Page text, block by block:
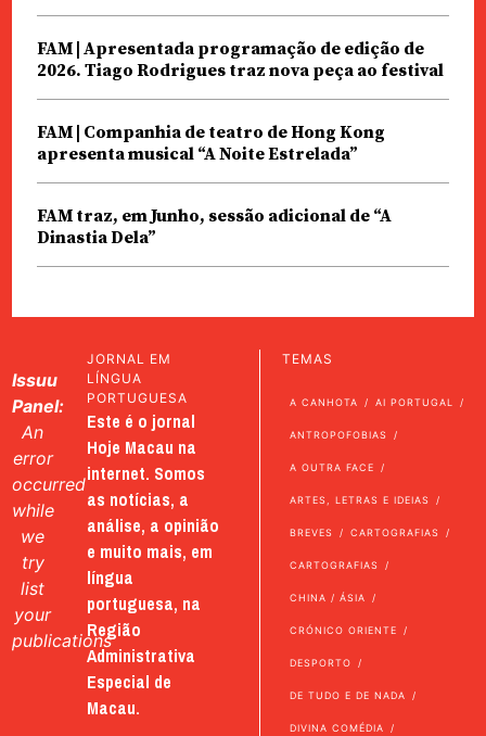
FAM | Apresentada programação de edição de
2026. Tiago Rodrigues traz nova peça ao festival
FAM | Companhia de teatro de Hong Kong
apresenta musical “A Noite Estrelada”
FAM traz, em Junho, sessão adicional de “A
Dinastia Dela”
Issuu
Panel:
An
error
occurred
while
we
try
list
your
publications
JORNAL EM
LÍNGUA
PORTUGUESA
Este é o jornal
Hoje Macau na
internet. Somos
as notícias, a
análise, a opinião
e muito mais, em
língua
portuguesa, na
Região
Administrativa
Especial de
Macau.
TEMAS
A CANHOTA AI PORTUGAL
ANTROPOFOBIAS
A OUTRA FACE
ARTES, LETRAS E IDEIAS
BREVES CARTOGRAFIAS
CARTOGRAFIAS
CHINA / ÁSIA
CRÓNICO ORIENTE
DESPORTO
DE TUDO E DE NADA
DIVINA COMÉDIA